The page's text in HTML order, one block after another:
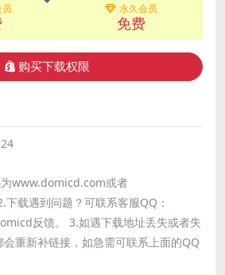
永久会员
免费
购买下载权限
www.domicd.com或者
载遇到问题？可联系客服QQ：
反馈。 3.如遇下载地址丢失或者失
重新补链接，如急需可联系上面的QQ